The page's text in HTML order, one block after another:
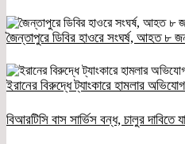
জৈন্তাপুরে ডিবির হাওরে সংঘর্ষ, আহত ৮
ইরানের বিরুদ্ধে ট্যাংকারে হামলার
বিআরটিসি বাস সার্ভিস বন্ধ, চালুর দাবিতে